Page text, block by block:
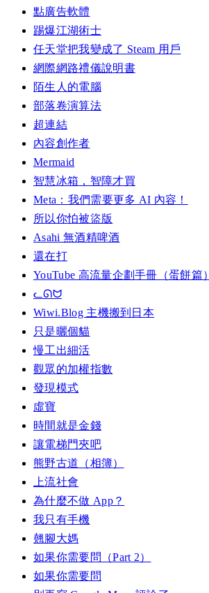
點廣告軟體
踢爆江湖術士
任天堂把我變成了 Steam 用戶
網際網路禮儀說明書
陌生人的電腦
部落卷演算法
超連結
內容創作者
Mermaid
智慧冰箱，智障才買
Meta：我們需要更多 AI 內容！
所以你怕被盜版
Asahi 無酒精啤酒
還在打
YouTube 高流量企劃手冊（蛋餅篇）
ᓚᘏᗢ
Wiwi.Blog 主機搬到日本
只是曬個貓
慢工出細活
觀眾的加權指數
發現模式
虛寶
時間就是金錢
讓電梯門夾吧
熊野古道（相簿）
上流社會
為什麼不做 App？
我只有手機
翹腳大媽
如果你需要問（Part 2）
如果你需要問